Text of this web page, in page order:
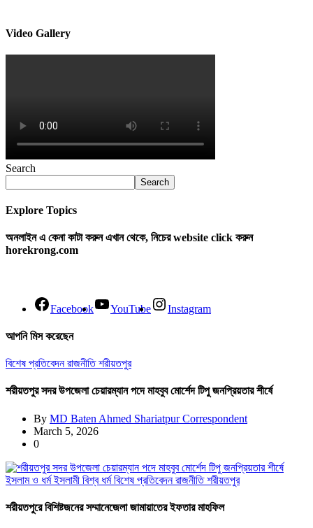
Video Gallery
Search
Search
Explore Topics
অনলাইন এ কেনা কাটা করুন এখান থেকে, নিচের website click করুন
horekrong.com
Facebook YouTube Instagram
আপনি মিস করেছেন
বিশেষ প্রতিবেদনরাজনীতিশরীয়তপুর
শরীয়তপুর সদর উপজেলা চেয়ারম্যান পদে মাহবুব মোর্শেদ টিপু জনপ্রিয়তার শীর্ষে
By MD Baten Ahmed Shariatpur Correspondent
March 5, 2026
0
ইসলাম ও ধর্মইসলামী বিশ্ব ধর্মবিশেষ প্রতিবেদনরাজনীতিশরীয়তপুর
শরীয়তপুরে বিশিষ্টজনের সম্মানেজেলা জামায়াতের ইফতার মাহফিল